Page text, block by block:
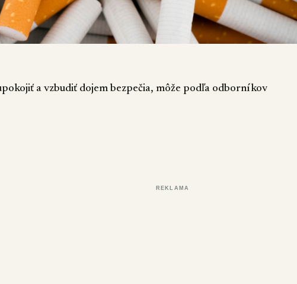
a vzbudiť dojem bezpečia, môže podľa odborníkov
REKLAMA